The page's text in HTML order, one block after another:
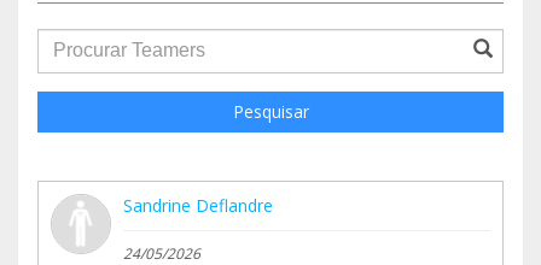
groupProfile.searchForm.search.text???
Pesquisar
Sandrine Deflandre
24/05/2026